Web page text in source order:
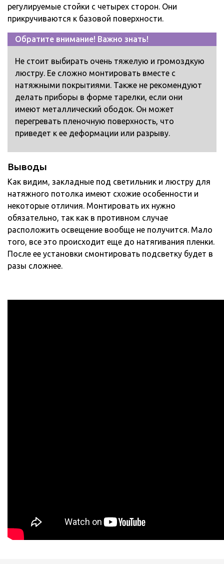
регулируемые стойки с четырех сторон. Они
прикручиваются к базовой поверхности.
Обратите внимание! Важно знать!
Не стоит выбирать очень тяжелую и громоздкую
люстру. Ее сложно монтировать вместе с
натяжными покрытиями. Также не рекомендуют
делать приборы в форме тарелки, если они
имеют металлический ободок. Он может
перегревать пленочную поверхность, что
приведет к ее деформации или разрыву.
Выводы
Как видим, закладные под светильник и люстру для
натяжного потолка имеют схожие особенности и
некоторые отличия. Монтировать их нужно
обязательно, так как в противном случае
расположить освещение вообще не получится. Мало
того, все это происходит еще до натягивания пленки.
После ее установки смонтировать подсветку будет в
разы сложнее.